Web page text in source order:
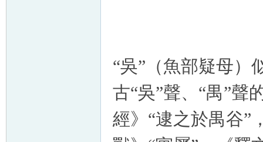
“吳”（魚部疑母）
古“吳”聲、“禺”聲
經》“逮之於禺谷”